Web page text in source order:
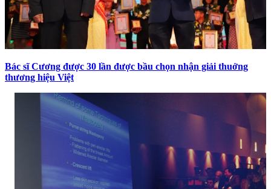
Bác sĩ Cương được 30 lần được bầu chọn nhận giải thuởng
thương hiệu Việt